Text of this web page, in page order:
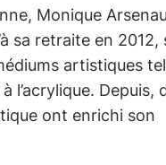
Monique
sa retraite en 2012,
artistiques
l’acrylique. Depuis,
ont enrichi son